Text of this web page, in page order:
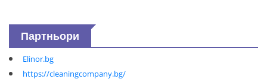
Партньори
Elinor.bg
https://cleaningcompany.bg/